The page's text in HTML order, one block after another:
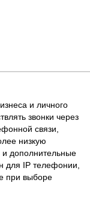
и личного
звонки через
связи,
низкую
и дополнительные
для IP телефонии,
при выборе